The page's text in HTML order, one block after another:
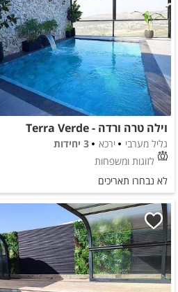
וילה טרה ורדה - Terra Verde
גליל מערבי ירכא
3 יחידות
לזוגות ומשפחות
לא נבחרו תאריכים